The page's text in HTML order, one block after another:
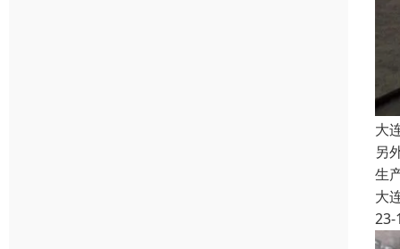
大
另
生
大
23-